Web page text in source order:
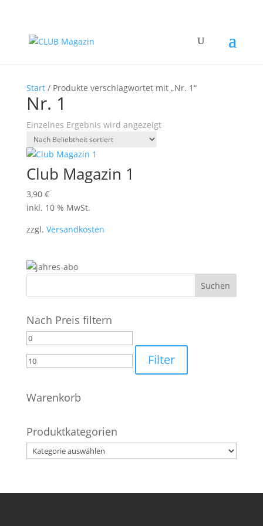
Start/ Produkte verschlagwortet mit „Nr. 1“
Nr. 1
Einzelnes Ergebnis wird angezeigt
Club Magazin 1
3,90 €
inkl. 10 % MwSt.
zzgl. Versandkosten
Nach Preis filtern
Min.
Filter
Warenkorb
Produktkategorien